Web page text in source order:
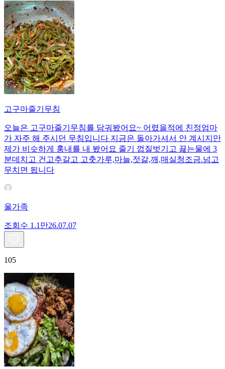
고구마줄기무침
오늘은 고구마줄기무침를 담궈봤어요~ 어렸을적에 친정엄마
가 자주 해 주시던 무침입니다 지금은 돌아가셔서 안 계시지만
제가 비슷하게 훙내를 내 봤어요 줄기 껍질벗기고 끓는물에 3
분데치고 건고추갈고 고춧가루,마늘,젓갈,깨,매실청조금.넘고
무치면 됩니다
울가족
조회수 1.1만26.07.07
105